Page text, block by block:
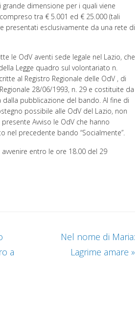
grande dimensione per i quali viene
tra € 5.001 ed € 25.000 (tali
presentati esclusivamente da una rete di
le OdV aventi sede legale nel Lazio‚ che
Legge quadro sul volontariato n.
al Registro Regionale delle OdV ‚ di
28/06/1993‚ n. 29 e costituite da
pubblicazione del bando. Al fine di
possibile alle OdV del Lazio‚ non
Avviso le OdV che hanno
nel precedente bando “Socialmente”.
avvenire entro le ore 18.00 del 29
a
Nel nome di Maria:
Lagrime amare »